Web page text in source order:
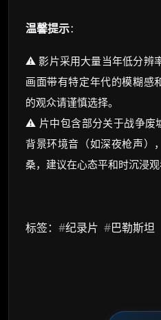
温馨提示：
⚠️ 影片采用大量当年低分辨
画面带有特定年代的模糊感
的观众请谨慎选择。
⚠️ 片中包含部分关于战争废
背景环境音（如深夜枪声）
桑，建议在心态平和时沉浸观
标签： #纪录片 #巴勒斯坦